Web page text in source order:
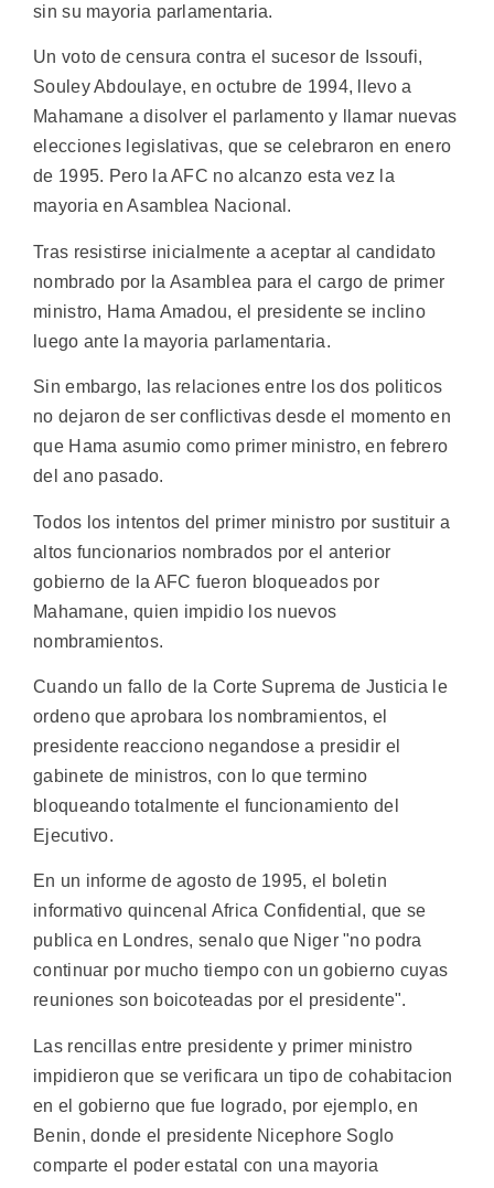
sin su mayoria parlamentaria.
Un voto de censura contra el sucesor de Issoufi,
Souley Abdoulaye, en octubre de 1994, llevo a
Mahamane a disolver el parlamento y llamar nuevas
elecciones legislativas, que se celebraron en enero
de 1995. Pero la AFC no alcanzo esta vez la
mayoria en Asamblea Nacional.
Tras resistirse inicialmente a aceptar al candidato
nombrado por la Asamblea para el cargo de primer
ministro, Hama Amadou, el presidente se inclino
luego ante la mayoria parlamentaria.
Sin embargo, las relaciones entre los dos politicos
no dejaron de ser conflictivas desde el momento en
que Hama asumio como primer ministro, en febrero
del ano pasado.
Todos los intentos del primer ministro por sustituir a
altos funcionarios nombrados por el anterior
gobierno de la AFC fueron bloqueados por
Mahamane, quien impidio los nuevos
nombramientos.
Cuando un fallo de la Corte Suprema de Justicia le
ordeno que aprobara los nombramientos, el
presidente reacciono negandose a presidir el
gabinete de ministros, con lo que termino
bloqueando totalmente el funcionamiento del
Ejecutivo.
En un informe de agosto de 1995, el boletin
informativo quincenal Africa Confidential, que se
publica en Londres, senalo que Niger "no podra
continuar por mucho tiempo con un gobierno cuyas
reuniones son boicoteadas por el presidente".
Las rencillas entre presidente y primer ministro
impidieron que se verificara un tipo de cohabitacion
en el gobierno que fue logrado, por ejemplo, en
Benin, donde el presidente Nicephore Soglo
comparte el poder estatal con una mayoria